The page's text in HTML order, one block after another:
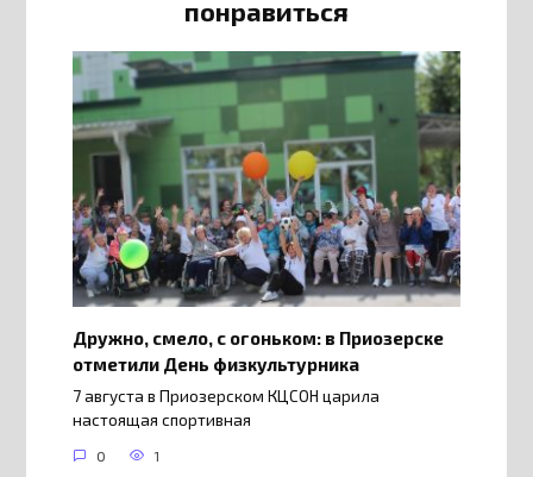
понравиться
Дружно, смело, с огоньком: в Приозерске
отметили День физкультурника
7 августа в Приозерском КЦСОН царила
настоящая спортивная
0 1